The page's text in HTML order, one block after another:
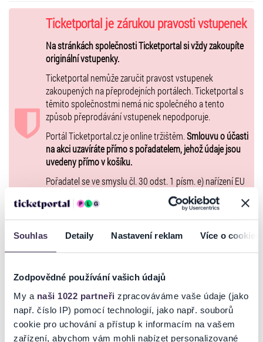
Souhlas Detaily Nastavení reklam Více o cookies
Zodpovědné používání vašich údajů
My a naši 1022 partneři zpracováváme vaše údaje (jako
např. číslo IP) pomocí technologií, jako např. souborů
cookie pro uchování a přístup k informacím na vašem
zařízení, abychom vám mohli nabízet personalizované
Ticketportal je zárukou pravosti vstupenek
Na stránkách společnosti Ticketportal si vždy zakoupíte
originální vstupenky.
Ticketportal nemůže zaručit pravost vstupenek
zakoupených na přeprodejních portálech. Ticketportal s
těmito společnostmi nemá nic společného a tento
způsob přeprodávání vstupenek nepodporuje.
Portál Ticketportal.cz je online tržištěm.Smlouvu o účasti
na akci uzavíráte přímo s pořadatelem, jehož údaje jsou
uvedeny přímo v košíku.
Pořadatel se ve smyslu čl. 30 odst. 1 písm. e) nařízení EU
2022/2065 zavázal nabízet na portále
www.ticketportal.cz pouze výrobky nebo služby, jež jsou
v souladu s použitelným právem Evropské unie.